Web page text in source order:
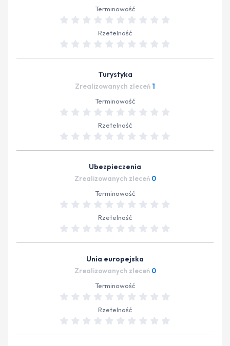
Terminowość
Rzetelność
Turystyka
Zrealizowanych zleceń 1
Terminowość
Rzetelność
Ubezpieczenia
Zrealizowanych zleceń 0
Terminowość
Rzetelność
Unia europejska
Zrealizowanych zleceń 0
Terminowość
Rzetelność